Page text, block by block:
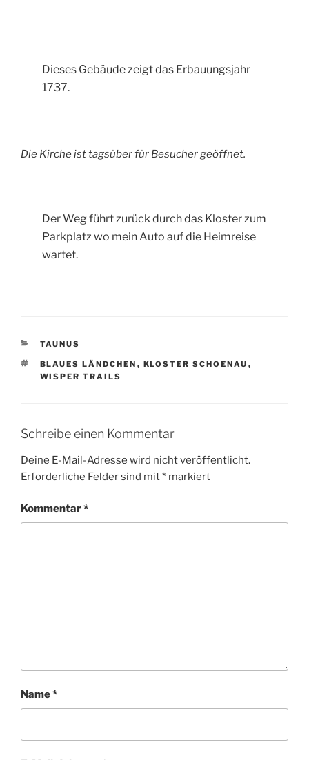
Dieses Gebäude zeigt das Erbauungsjahr
1737.
Die Kirche ist tagsüber für Besucher geöffnet.
Der Weg führt zurück durch das Kloster zum
Parkplatz wo mein Auto auf die Heimreise
wartet.
KATEGORIEN
TAUNUS
SCHLAGWÖRTER
BLAUES LÄNDCHEN , KLOSTER SCHOENAU ,
WISPER TRAILS
Schreibe einen Kommentar
Deine E-Mail-Adresse wird nicht veröffentlicht.
Erforderliche Felder sind mit* markiert
Kommentar*
Name*